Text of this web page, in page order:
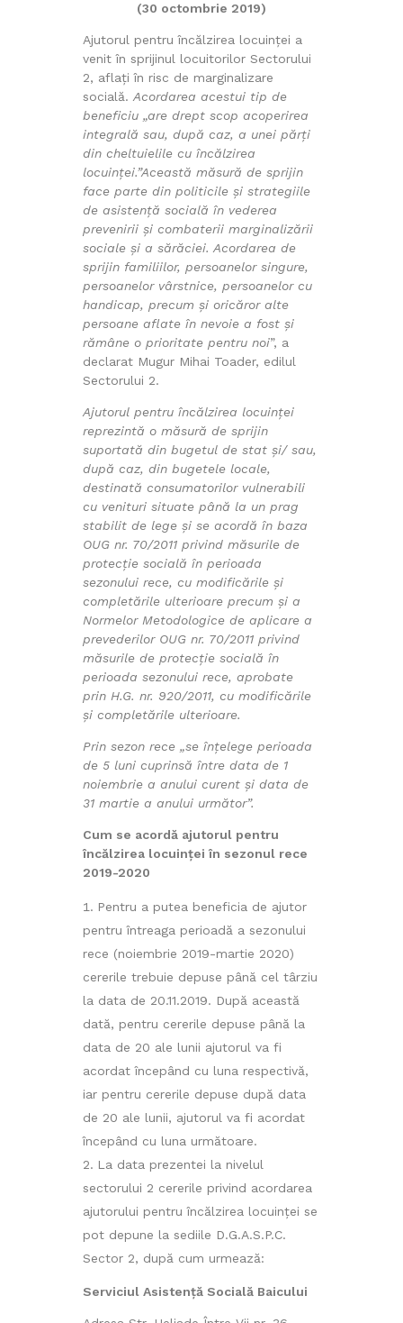
(30 octombrie 2019)
Ajutorul pentru încălzirea locuinței a
venit în sprijinul locuitorilor Sectorului
2, aflaţi în risc de marginalizare
socială.Acordarea acestui tip de
beneficiu „are drept scop acoperirea
integrală sau, după caz, a unei părți
din cheltuielile cu încălzirea
locuinței.”Această măsură de sprijin
face parte din politicile şi strategiile
de asistenţă socială în vederea
prevenirii şi combaterii marginalizării
sociale şi a sărăciei. Acordarea de
sprijin familiilor, persoanelor singure,
persoanelor vârstnice, persoanelor cu
handicap, precum şi oricăror alte
persoane aflate în nevoie a fost şi
rămâne o prioritate pentru noi”, a
declarat Mugur Mihai Toader, edilul
Sectorului 2.
Ajutorul pentru încălzirea locuinței
reprezintă o măsură de sprijin
suportată din bugetul de stat și/ sau,
după caz, din bugetele locale,
destinată consumatorilor vulnerabili
cu venituri situate până la un prag
stabilit de lege și se acordă în baza
OUG nr. 70/2011 privind măsurile de
protecție socială în perioada
sezonului rece, cu modificările și
completările ulterioare precum și a
Normelor Metodologice de aplicare a
prevederilor OUG nr. 70/2011 privind
măsurile de protecție socială în
perioada sezonului rece, aprobate
prin H.G. nr. 920/2011, cu modificările
și completările ulterioare.
Prin sezon rece „se înţelege perioada
de 5 luni cuprinsă între data de 1
noiembrie a anului curent şi data de
31 martie a anului următor”.
Cum se acordă ajutorul pentru
încălzirea locuinței în sezonul rece
2019-2020
Pentru a putea beneficia de ajutor
pentru întreaga perioadă a sezonului
rece (noiembrie 2019-martie 2020)
cererile trebuie depuse până cel târziu
la data de 20.11.2019. După această
dată, pentru cererile depuse până la
data de 20 ale lunii ajutorul va fi
acordat începând cu luna respectivă,
iar pentru cererile depuse după data
de 20 ale lunii, ajutorul va fi acordat
începând cu luna următoare.
La data prezentei la nivelul
sectorului 2 cererile privind acordarea
ajutorului pentru încălzirea locuinței se
pot depune la sediile D.G.A.S.P.C.
Sector 2, după cum urmează:
Serviciul Asistență Socială Baicului